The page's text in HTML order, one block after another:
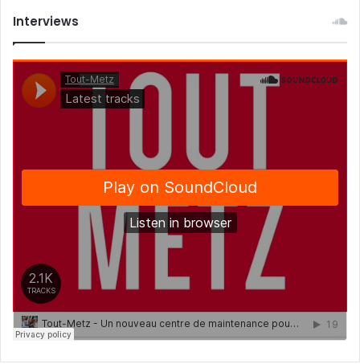
Anne DAUSSAN-WEIZMAN Anne STÉMART
Belkhir BELHADDAD Bernard SERIN Bertrand MERTZ